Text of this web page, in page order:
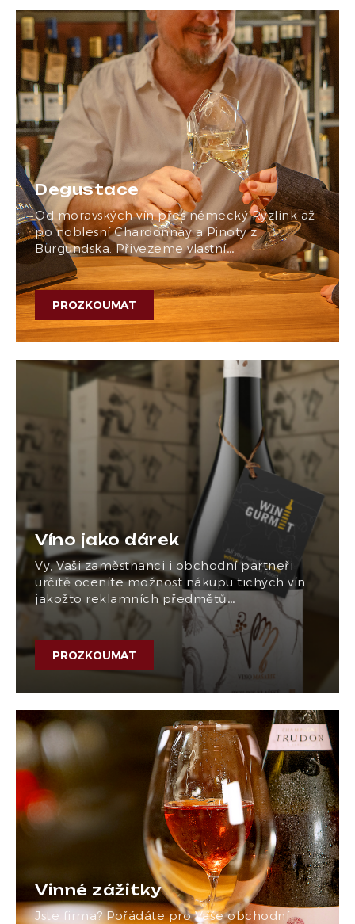
Degustace
Od moravských vín přes německý Ryzlink až
po noblesní Chardonnay a Pinoty z
Burgundska. Přivezeme vlastní…
PROZKOUMAT
Víno jako dárek
Vy, Vaši zaměstnanci i obchodní partneři
určitě oceníte možnost nákupu tichých vín
jakožto reklamních předmětů…
PROZKOUMAT
Vinné zážitky
Jste firma? Pořádáte pro Vaše obchodní